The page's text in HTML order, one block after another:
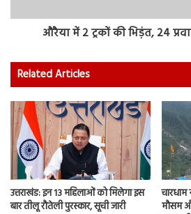
औरैया में 2 ट्रकों की भिड़ंत, 24
Related Articles
उत्तराखंड: इन 13 महिलाओं को मिलेगा इस
बार तीलू रौतेली पुरस्कार, सूची जारी
चारधाम
मौसम